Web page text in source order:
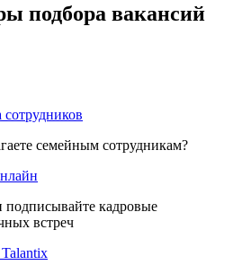
подбора вакансий
семейным сотрудникам?
подписывайте кадровые
встреч
Talantix